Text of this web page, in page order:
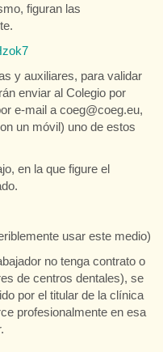
figuran las
y auxiliares, para validar
enviar al Colegio por
e-mail a coeg@coeg.eu,
un móvil) uno de estos
en la que figure el
usar este medio)
no tenga contrato o
de centros dentales), se
por el titular de la clínica
profesionalmente en esa